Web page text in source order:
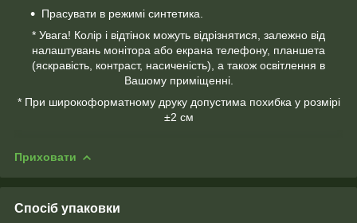
Прасувати в режимі синтетика.
* Увага! Колір і відтінок можуть відрізнятися, залежно від
налаштувань монітора або екрана телефону, планшета
(яскравість, контраст, насиченість), а також освітлення в
Вашому приміщенні.
* При широкоформатному друку допустима похибка у розмірі
±2 см
Приховати
Спосіб упаковки